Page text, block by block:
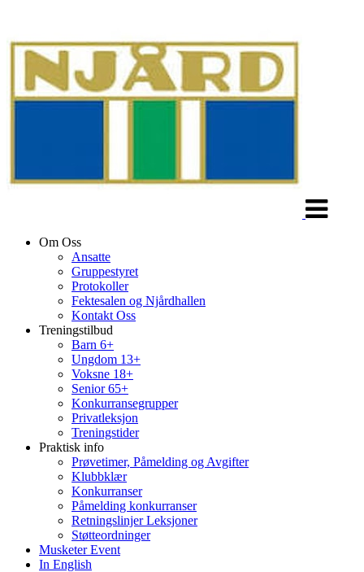
Om Oss
Ansatte
Gruppestyret
Protokoller
Fektesalen og Njårdhallen
Kontakt Oss
Treningstilbud
Barn 6+
Ungdom 13+
Voksne 18+
Senior 65+
Konkurransegrupper
Privatleksjon
Treningstider
Praktisk info
Prøvetimer, Påmelding og Avgifter
Klubbklær
Konkurranser
Påmelding konkurranser
Retningslinjer Leksjoner
Støtteordninger
Musketer Event
In English